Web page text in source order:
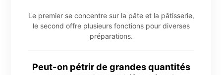
Le premier se concentre sur la pâte et la pâtisserie,
le second offre plusieurs fonctions pour diverses
préparations.
Peut-on pétrir de grandes quantités